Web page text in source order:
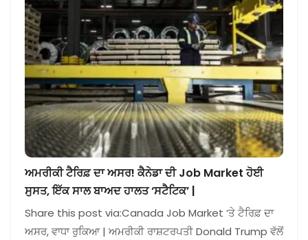
ਅਮਰੀਕੀ ਟੈਰਿਫ਼ ਦਾ ਅਸਰ! ਕੈਨੇਡਾ ਦੀ Job Market ਹੋਈ
ਸੁਸਤ, ਇੱਕ ਸਾਲ ਬਾਅਦ ਹਾਲਤ ‘ਸਟੈਟਿਕ’ |
Share this post via:Canada Job Market ‘ਤੇ ਟੈਰਿਫ਼ ਦਾ
ਅਸਰ, ਵਾਧਾ ਰੁਕਿਆ | ਅਮਰੀਕੀ ਰਾਸ਼ਟਰਪਤੀ Donald Trump ਵੱਲੋਂ